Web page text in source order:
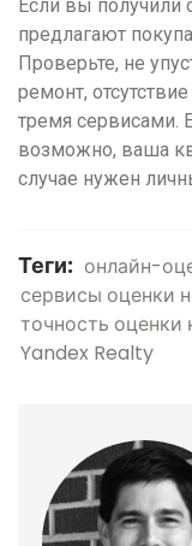
Если вы получили
предлагают
Проверьте, не
ремонт,
тремя сервисами.
возможно, ваша
случае нужен
Теги: онлайн-
сервисы оценки
точность оценки
Yandex Realty